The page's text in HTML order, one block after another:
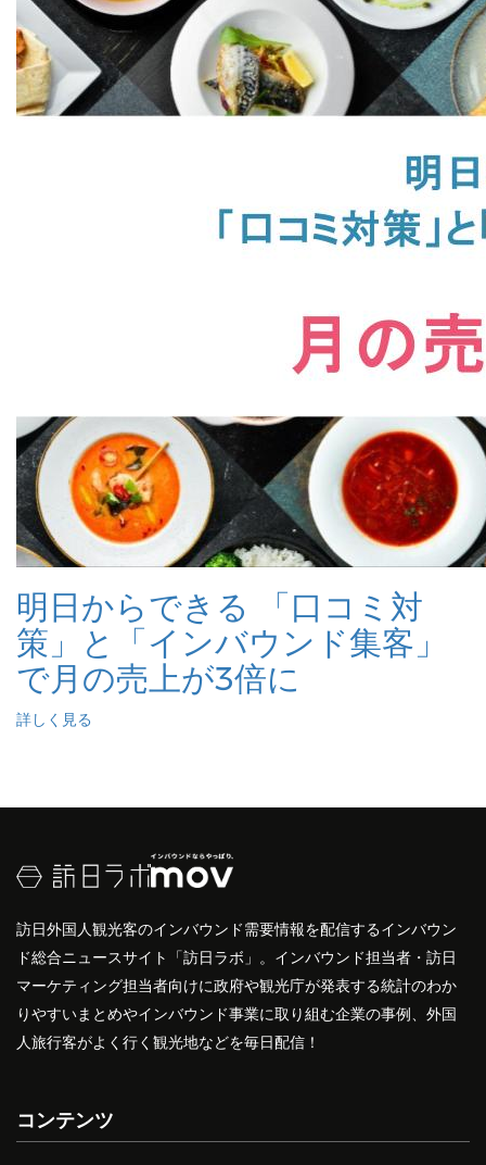
明日からできる 「口コミ対
策」と「インバウンド集客」
で月の売上が3倍に
詳しく見る
訪日外国人観光客のインバウンド需要情報を配信するインバウン
ド総合ニュースサイト「訪日ラボ」。インバウンド担当者・訪日
マーケティング担当者向けに政府や観光庁が発表する統計のわか
りやすいまとめやインバウンド事業に取り組む企業の事例、外国
人旅行客がよく行く観光地などを毎日配信！
コンテンツ